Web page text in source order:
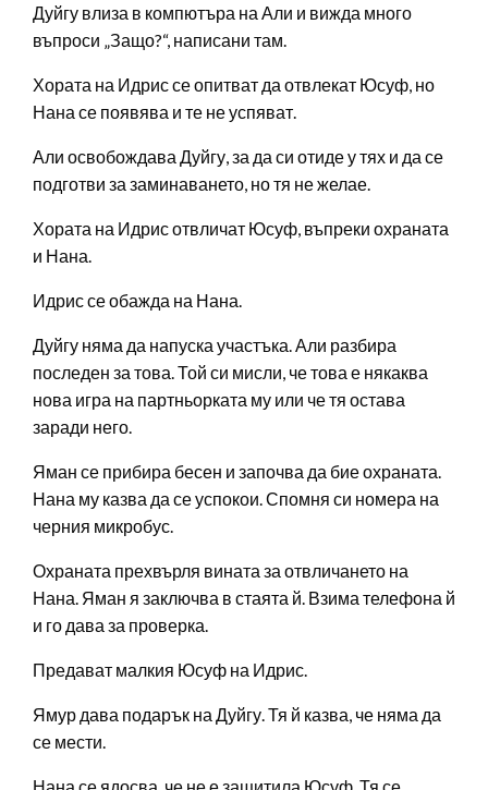
Дуйгу влиза в компютъра на Али и вижда много
въпроси „Защо?“, написани там.
Хората на Идрис се опитват да отвлекат Юсуф, но
Нана се появява и те не успяват.
Али освобождава Дуйгу, за да си отиде у тях и да се
подготви за заминаването, но тя не желае.
Хората на Идрис отвличат Юсуф, въпреки охраната
и Нана.
Идрис се обажда на Нана.
Дуйгу няма да напуска участъка. Али разбира
последен за това. Той си мисли, че това е някаква
нова игра на партньорката му или че тя остава
заради него.
Яман се прибира бесен и започва да бие охраната.
Нана му казва да се успокои. Спомня си номера на
черния микробус.
Охраната прехвърля вината за отвличането на
Нана. Яман я заключва в стаята й. Взима телефона й
и го дава за проверка.
Предават малкия Юсуф на Идрис.
Ямур дава подарък на Дуйгу. Тя й казва, че няма да
се мести.
Нана се ядосва, че не е защитила Юсуф. Тя се